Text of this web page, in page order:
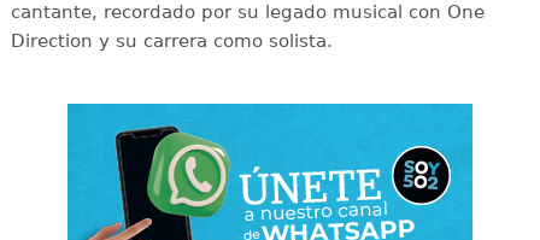
cantante, recordado por su legado musical con One
Direction y su carrera como solista.